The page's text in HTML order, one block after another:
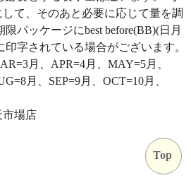
て、そのあと必要に応じて量を調
パッケージにbest before(BB)(日月
字されている場合がございます。
月、APR=4月、MAY=5月、
月、SEP=9月、OCT=10月、
市場店
Top